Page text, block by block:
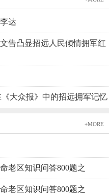
达
告凸显招远人民倾情拥军红
大众报》中的招远拥军记忆
+MORE
老区知识问答800题之
老区知识问答800题之